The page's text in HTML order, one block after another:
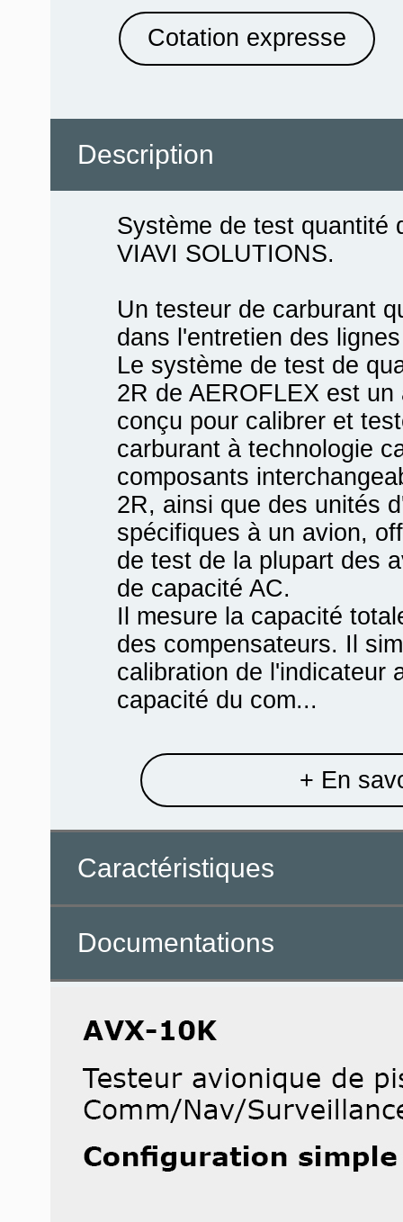
Cotation expresse
Description
Système de test quantité
VIAVI SOLUTIONS.
Un testeur de carburant
dans l'entretien des
Le système de test de
2R de AEROFLEX est
conçu pour calibrer et
carburant à technologie
composants
2R, ainsi que des unités
spécifiques à un avion,
de test de la plupart des
de capacité AC.
Il mesure la capacité
des compensateurs. Il
calibration de l'indicateur
capacité du com...
+ En
Caractéristiques
Documentations